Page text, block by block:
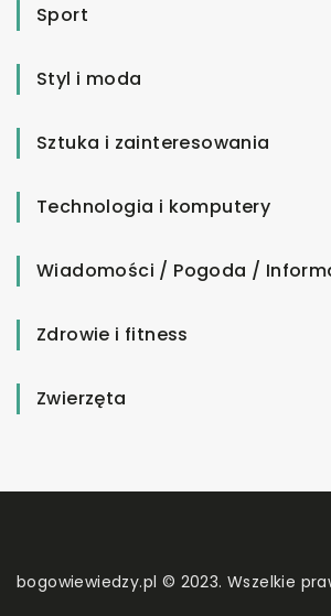
Sport
Styl i moda
Sztuka i zainteresowania
Technologia i komputery
Wiadomości / Pogoda /
Zdrowie i fitness
Zwierzęta
bogowiewiedzy.pl © 2023. Wszelkie